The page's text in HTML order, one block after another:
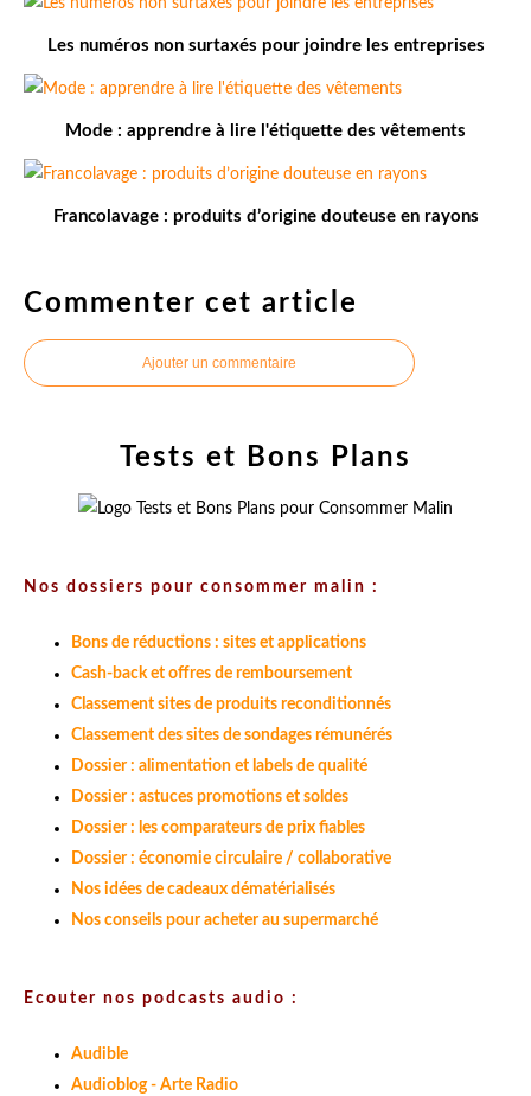
Les numéros non surtaxés pour joindre les entreprises
Mode : apprendre à lire l'étiquette des vêtements
Francolavage : produits d’origine douteuse en rayons
Commenter cet article
Ajouter un commentaire
Tests et Bons Plans
Nos dossiers pour consommer malin :
Bons de réductions : sites et applications
Cash-back et offres de remboursement
Classement sites de produits reconditionnés
Classement des sites de sondages rémunérés
Dossier : alimentation et labels de qualité
Dossier : astuces promotions et soldes
Dossier : les comparateurs de prix fiables
Dossier : économie circulaire / collaborative
Nos idées de cadeaux dématérialisés
Nos conseils pour acheter au supermarché
Ecouter nos podcasts audio :
Audible
Audioblog - Arte Radio